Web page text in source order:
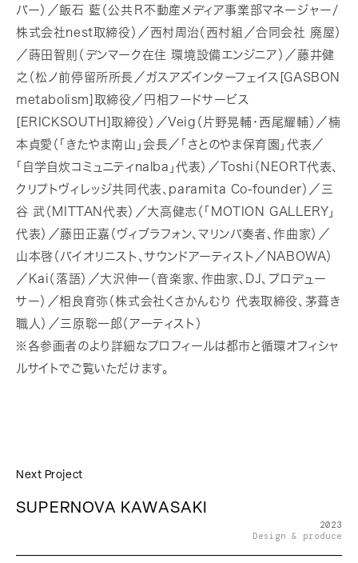
バー）／飯石 藍（公共Ｒ不動産メディア事業部マネージャー/
株式会社nest取締役）／西村周治（西村組／合同会社 廃屋）
／蒔田智則（デンマーク在住 環境設備エンジニア）／藤井健
之（松ノ前停留所所長／ガスアズインターフェイス[GASBON
metabolism]取締役／円相フードサービス
[ERICKSOUTH]取締役）／Veig（片野晃輔・西尾耀輔）／楠
本貞愛（「きたやま南山」会長／「さとのやま保育園」代表／
「自学自炊コミュニティnalba」代表）／Toshi（NEORT代表、
クリプトヴィレッジ共同代表、paramita Co-founder）／三
谷 武（MITTAN代表）／大高健志（「MOTION GALLERY」
代表）／藤田正嘉（ヴィブラフォン、マリンバ奏者、作曲家）／
山本啓（バイオリニスト、サウンドアーティスト／NABOWA）
／Kai（落語）／大沢伸一（音楽家、作曲家、DJ、プロデュー
サー）／相良育弥（株式会社くさかんむり 代表取締役、茅葺き
職人）／三原聡一郎（アーティスト）
※各参画者のより詳細なプロフィールは都市と循環オフィシャ
ルサイトでご覧いただけます。
Next Project
SUPERNOVA KAWASAKI
2023
Design & produce